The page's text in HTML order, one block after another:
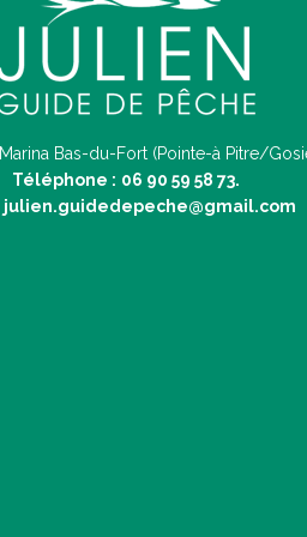
Marina Bas-du-Fort (Pointe-à Pitre/
Téléphone : 06 90 59 58 73.
julien.guidedepeche@gmail.com